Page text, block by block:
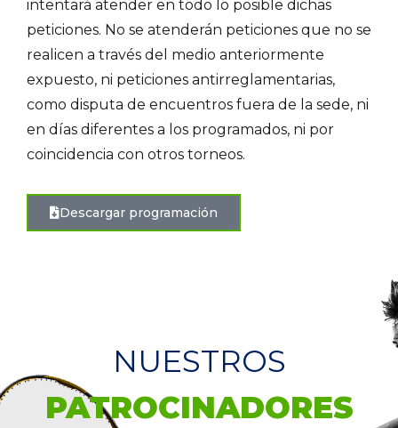
intentará atender en todo lo posible dichas
peticiones. No se atenderán peticiones que no se
realicen a través del medio anteriormente
expuesto, ni peticiones antirreglamentarias,
como disputa de encuentros fuera de la sede, ni
en días diferentes a los programados, ni por
coincidencia con otros torneos.
Descargar programación
NUESTROS
PATROCINADORES